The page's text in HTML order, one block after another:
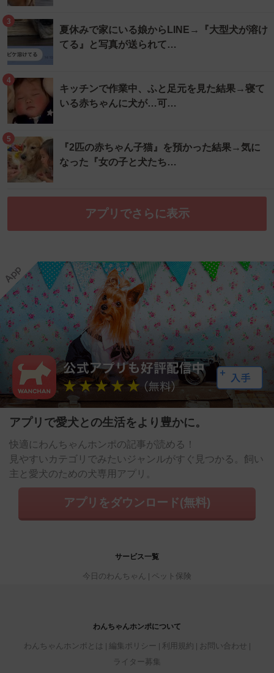
3
夏休みで家にいる娘からLINE→『大型犬が溶け
てる』と写真が送られて…
4
キッチンで作業中、ふと足元を見た結果→寝て
いる赤ちゃんに犬が…可…
5
『2匹の赤ちゃん子猫』を預かった結果→気に
なった『女の子と犬たち…
アプリでさらに表示
アプリで愛犬との生活をより豊かに。
快適にわんちゃんホンポの記事が読める！
見やすいカテゴリでみたいジャンルがすぐ見つかる。飼い
主と愛犬のための犬専用アプリ。
アプリをダウンロード(無料)
サービス一覧
今日のわんちゃん ペット保険
わんちゃんホンポについて
わんちゃんホンポとは 編集ポリシー 利用規約
お問い合わせ
ライター募集